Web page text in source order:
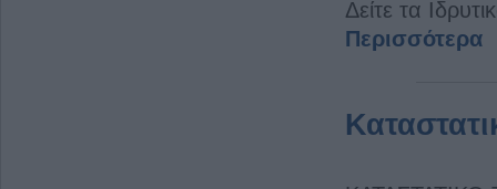
Δείτε τα
Περισσότερα